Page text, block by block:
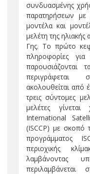
συνδυασμένης
παρατηρήσεων με
μοντέλα και
μελέτη της ηλιακής
Γης. Το πρώτο
πληροφορίες για
παρουσιάζονται
περιγράφεται
ακολουθείται από
τρεις σύντομες
μελέτες
International
(ISCCP) με σκοπό
προγράμματος
περιοχικής
λαμβάνοντας